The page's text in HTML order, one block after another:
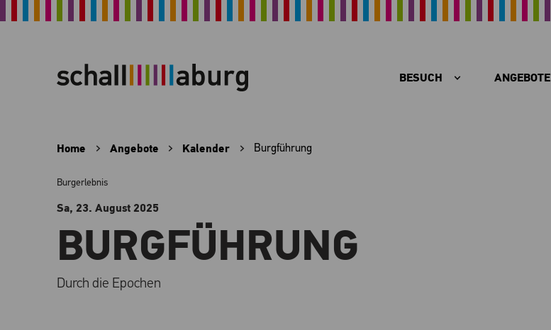
BESUCH ANGEBOTE
Home Angebote Kalender Burgführung
Burgerlebnis
Sa, 23. August 2025
BURGFÜHRUNG
Durch die Epochen